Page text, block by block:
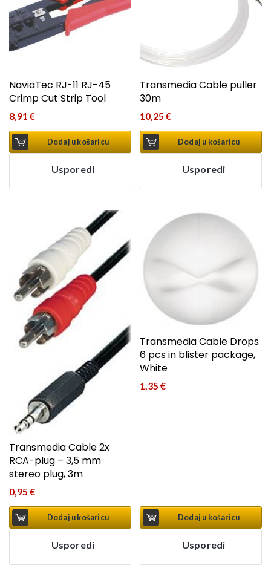
NaviaTec RJ-11 RJ-45
Crimp Cut Strip Tool
8,91 €
Dodaj u košaricu
Usporedi
Transmedia Cable puller
30m
10,25€
Dodaj u košaricu
Usporedi
Transmedia Cable 2x
RCA-plug – 3,5 mm
stereo plug, 3m
0,95 €
Dodaj u košaricu
Usporedi
Transmedia Cable Drops
6 pcs in blister package,
White
1,35€
Dodaj u košaricu
Usporedi